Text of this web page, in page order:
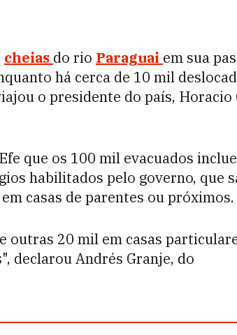
cheias do rio Paraguai em sua
há cerca de 10 mil
o presidente do país, Horacio
que os 100 mil evacuados
habilitados pelo governo, que
casas de parentes ou próximos.
outras 20 mil em casas
declarou Andrés Granje, do